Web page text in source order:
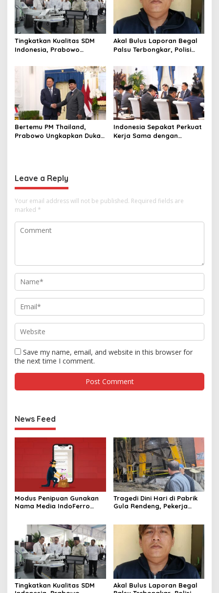
Tingkatkan Kualitas SDM
Indonesia, Prabowo
hingga Undang Universitas
Terbaik Dunia
Akal Bulus Laporan Begal
Palsu Terbongkar, Polisi
Perusahaan untuk Crypto
Bertemu PM Thailand,
Prabowo Ungkapkan Duka
Indonesia Sepakat Perkuat
Kerja Sama dengan
Leave a Reply
Your email address will not be published. Required fields are
marked *
Save my name, email, and website in this browser for
the next time I comment.
News Feed
Modus Penipuan Gunakan
Nama Media IndoFerro
Tragedi Dini Hari di Pabrik
Gula Rendeng, Pekerja
Tingkatkan Kualitas SDM
Akal Bulus Laporan Begal